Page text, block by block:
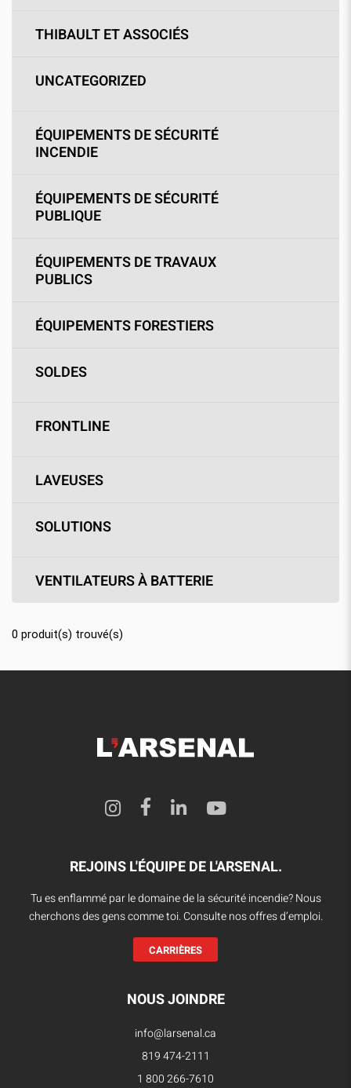
THIBAULT ET ASSOCIÉS
UNCATEGORIZED
ÉQUIPEMENTS DE SÉCURITÉ
INCENDIE
ÉQUIPEMENTS DE SÉCURITÉ
PUBLIQUE
ÉQUIPEMENTS DE TRAVAUX
PUBLICS
ÉQUIPEMENTS FORESTIERS
SOLDES
FRONTLINE
LAVEUSES
SOLUTIONS
VENTILATEURS À BATTERIE
0 produit(s) trouvé(s)
REJOINS L'ÉQUIPE DE L'ARSENAL.
Tu es enflammé par le domaine de la sécurité incendie? Nous
cherchons des gens comme toi. Consulte nos offres d’emploi.
CARRIÈRES
NOUS JOINDRE
info@larsenal.ca
819 474-2111
1 800 266-7610